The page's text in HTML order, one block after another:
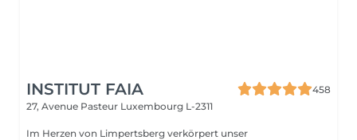
INSTITUT FAIA
458
27, Avenue Pasteur Luxembourg L-2311
Im Herzen von Limpertsberg verkörpert unser